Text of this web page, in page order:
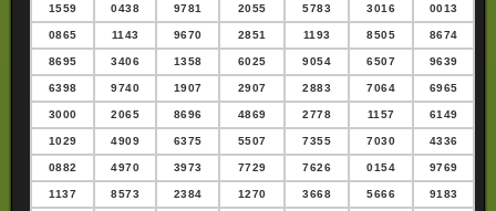
1559 0438 9781 2055 5783 3016 0013
0865 1143 9670 2851 1193 8505 8674
8695 3406 1358 6025 9054 6507 9639
6398 9740 1907 2907 2883 7064 6965
3000 2065 8696 4869 2778 1157 6149
1029 4909 6375 5507 7355 7030 4336
0882 4970 3973 7729 7626 0154 9769
1137 8573 2384 1270 3668 5666 9183